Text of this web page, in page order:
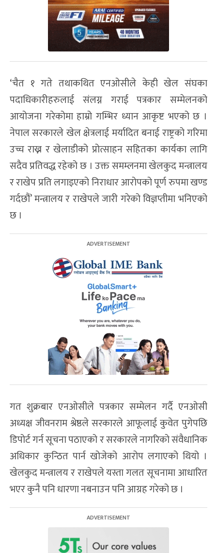
‘चैत १ गते तथाकथित एनओसीले केही खेल संघका
पदाधिकारीहरुलाई संलग्न गराई पत्रकार सम्मेलनको
आयोजना गरेकोमा हाम्रो गम्भिर ध्यान आकृष्ट भएको छ ।
नेपाल सरकारले खेल क्षेत्रलाई मर्यादित बनाई राष्ट्रको गरिमा
उच्च राख्न र खेलाडीको प्रोत्साहन सहितका कार्यका लागि
सदैव प्रतिवद्ध रहेको छ । उक्त समम्लनमा खेलकुद मन्त्रालय
र राखेप प्रति लगाइएको निराधार आरोपको पूर्ण रुपमा खण्ड
गर्दछौं’ मन्त्रालय र राखेपले जारी गरेको विज्ञप्तीमा भनिएको
छ ।
गत शुक्रबार एनओसीले पत्रकार सम्मेलन गर्दै एनओसी
अध्यक्ष जीवनराम श्रेष्ठले सरकारले आफूलाई कुवेत पुगेपछि
डिपोर्ट गर्न सूचना पठाएको र सरकारले नागरिको संवैधानिक
अधिकार कुन्ठित पार्न खोजेको आरोप लगाएको थियो ।
खेलकुद मन्त्रालय र राखेपले यस्ता गलत सूचनामा आधारित
भएर कुनै पनि धारणा नबनाउन पनि आग्रह गरेको छ ।